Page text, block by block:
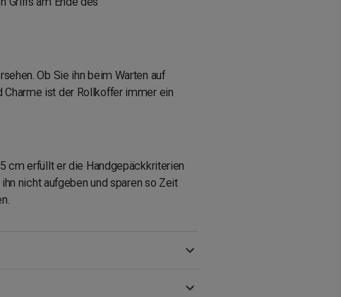
Ob Sie ihn beim Warten auf
Charme ist der Rollkoffer immer ein
cm erfüllt er die Handgepäckkriterien
nicht aufgeben und sparen so Zeit